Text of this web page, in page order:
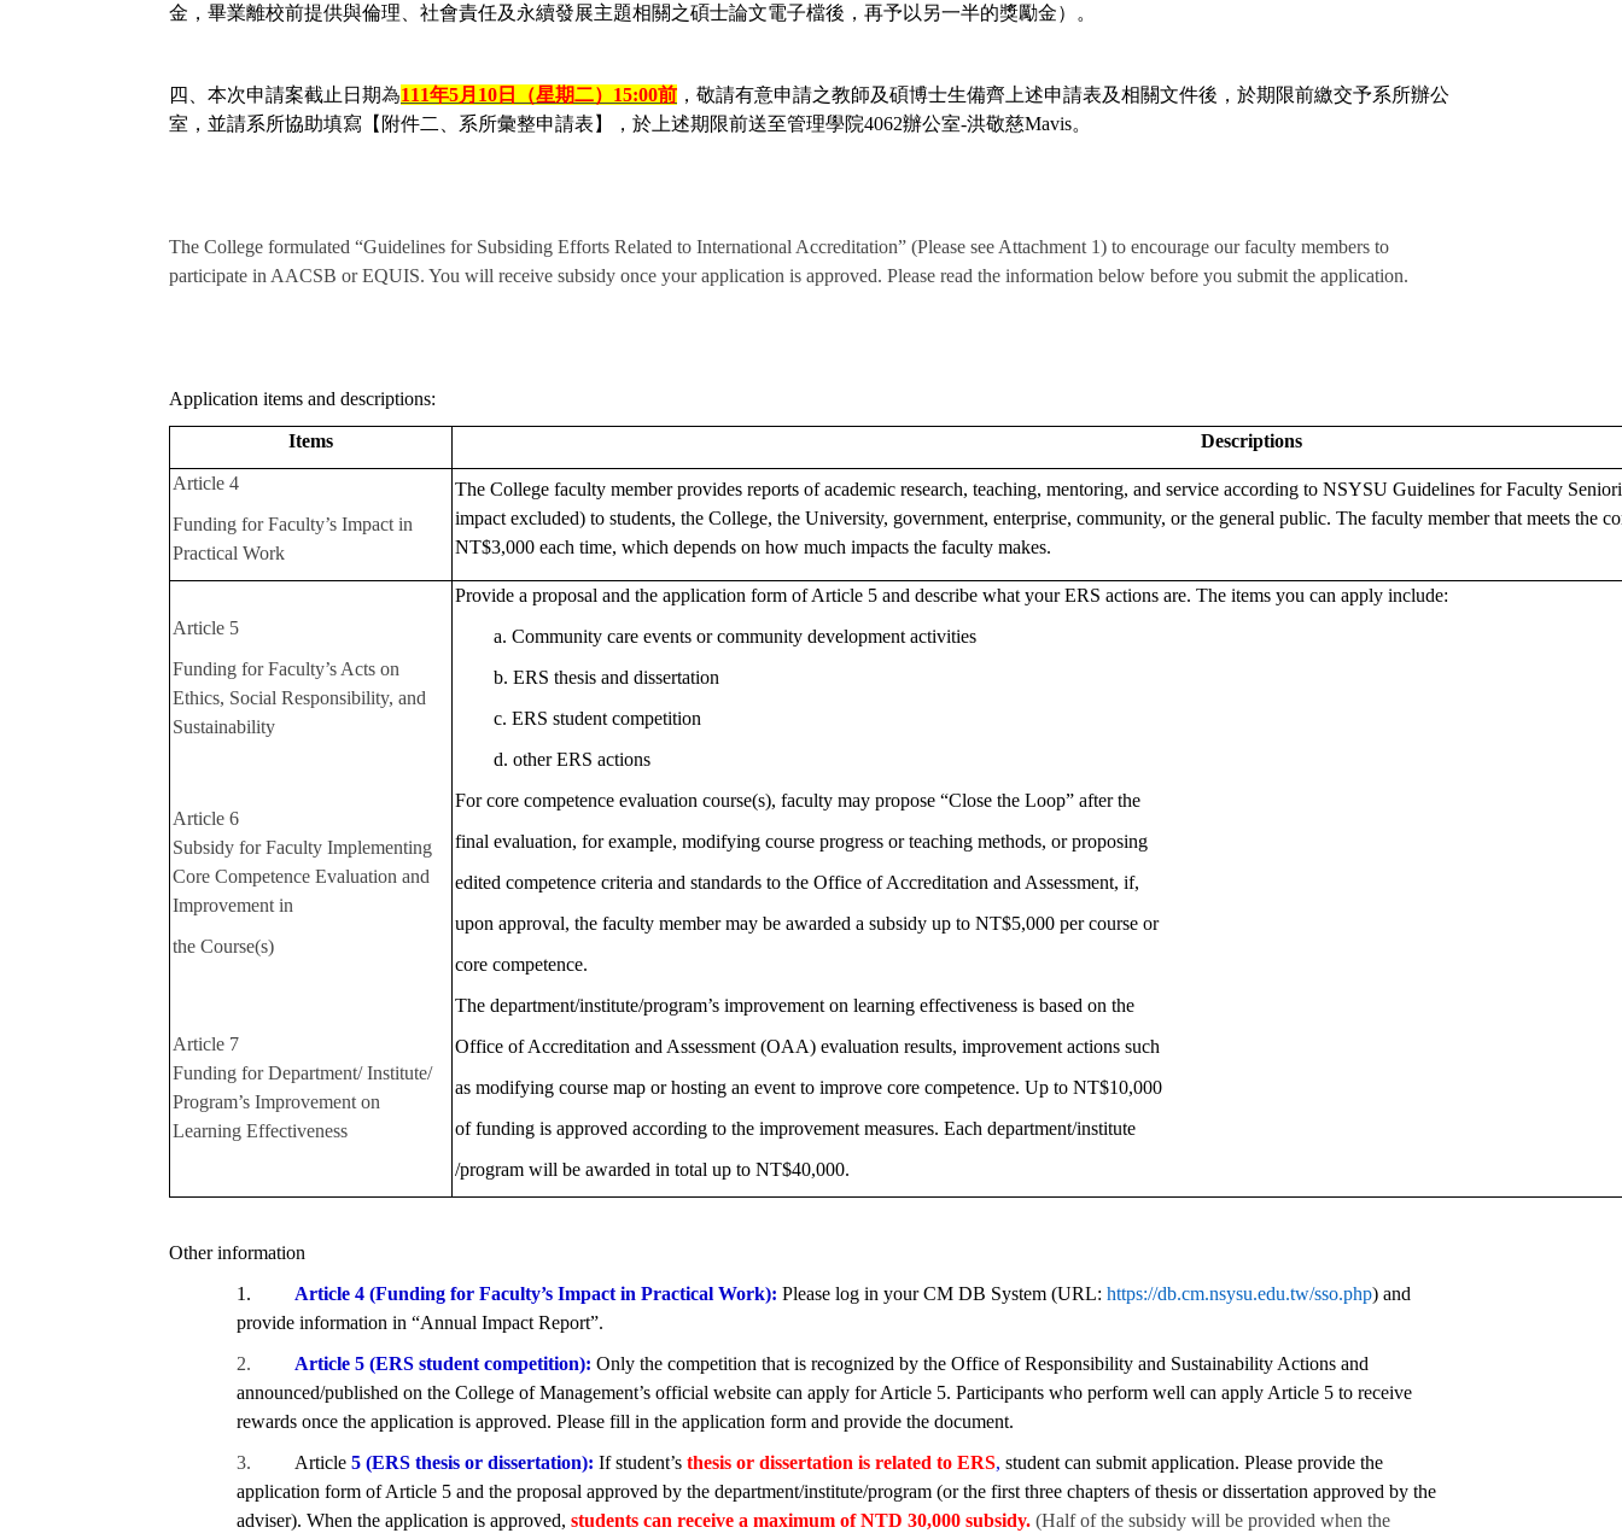
金，畢業離校前提供與倫理、 社會責任及永續發展主題相關之碩士論文電子檔後， 再予以另一半的獎勵金）。
四、本次申請案截止日期為111年5月 10 日（星期二） 15:00前 ， 敬請有意申請之教師及碩博士生備齊上述申請表及相關文件後， 於期限前繳交予系所辦公
室，並請系所協助填寫【附件二、 系所彙整申請表】，於上述期限前送至管理學院4062辦公室-洪敬慈Mavis。
The College formulated “Guidelines for Subsiding Efforts Related to International Accreditation” (Please see Attachment 1) to encourage our faculty members to
participate in AACSB or EQUIS. You will receive subsidy once your application is approved. Please read the information below before you submit the application.
Application items and descriptions:
Items Descriptions
Article 4
Funding for Faculty’s Impact in
Practical Work
The College faculty member provides reports of academic research, teaching, mentoring, and service according to NSYSU Guidelines for Faculty
impact excluded) to students, the College, the University, government, enterprise, community, or the general public. The faculty member that meets the
NT$3,000 each time, which depends on how much impacts the faculty makes.
Article 5
Funding for Faculty’s Acts on
Ethics, Social Responsibility, and
Sustainability
Provide a proposal and the application form of Article 5 and describe what your ERS actions are. The items you can apply include:
a. Community care events or community development activities
b. ERS thesis and dissertation
c. ERS student competition
d. other ERS actions
Article 6
Subsidy for Faculty Implementing
Core Competence Evaluation and
Improvement in
the Course(s)
For core competence evaluation course(s), faculty may propose “Close the Loop” after the
final evaluation, for example, modifying course progress or teaching methods, or proposing
edited competence criteria and standards to the Office of Accreditation and Assessment, if,
upon approval, the faculty member may be awarded a subsidy up to NT$5,000 per course or
core competence.
Article 7
Funding for Department/ Institute/
Program’s Improvement on
Learning Effectiveness
The department/institute/program’s improvement on learning effectiveness is based on the
Office of Accreditation and Assessment (OAA) evaluation results, improvement actions such
as modifying course map or hosting an event to improve core competence. Up to NT$10,000
of funding is approved according to the improvement measures. Each department/institute
/program will be awarded in total up to NT$40,000.
Other information
1. Article 4 (Funding for Faculty’s Impact in Practical Work): Please log in your CM DB System (URL: https://db.cm.nsysu.edu.tw/sso.php) and
provide information in “Annual Impact Report”.
2. Article 5 (ERS student competition): Only the competition that is recognized by the Office of Responsibility and Sustainability Actions and
announced/published on the College of Management’s official website can apply for Article 5. Participants who perform well can apply Article 5 to receive
rewards once the application is approved. Please fill in the application form and provide the document.
3. Article 5 (ERS thesis or dissertation): If student’s thesis or dissertation is related to ERS, student can submit application. Please provide the
application form of Article 5 and the proposal approved by the department/institute/program (or the first three chapters of thesis or dissertation approved by the
adviser). When the application is approved, students can receive a maximum of NTD 30,000 subsidy. (Half of the subsidy will be provided when the